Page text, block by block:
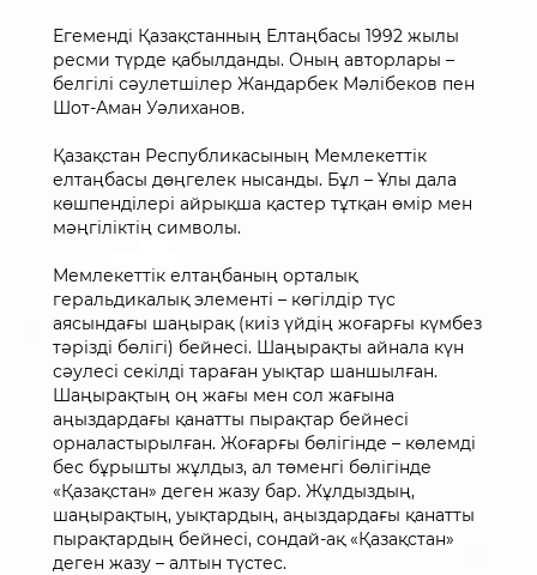
Егеменді Қазақстанның Елтаңбасы 1992 жылы
ресми түрде қабылданды. Оның авторлары –
белгілі сәулетшілер Жандарбек Мәлібеков пен
Шот-Аман Уәлиханов.
Қазақстан Республикасының Мемлекеттік
елтаңбасы дөңгелек нысанды. Бұл – Ұлы дала
көшпенділері айрықша қастер тұтқан өмір мен
мәңгіліктің символы.
Мемлекеттік елтаңбаның орталық
геральдикалық элементі – көгілдір түс
аясындағы шаңырақ (киіз үйдің жоғарғы күмбез
тәрізді бөлігі) бейнесі. Шаңырақты айнала күн
сәулесі секілді тараған уықтар шаншылған.
Шаңырақтың оң жағы мен сол жағына
аңыздардағы қанатты пырақтар бейнесі
орналастырылған. Жоғарғы бөлігінде – көлемді
бес бұрышты жұлдыз, ал төменгі бөлігінде
«Қазақстан» деген жазу бар. Жұлдыздың,
шаңырақтың, уықтардың, аңыздардағы қанатты
пырақтардың бейнесі, сондай-ақ «Қазақстан»
деген жазу – алтын түстес.